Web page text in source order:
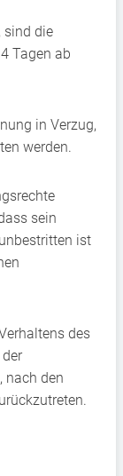
sind die
Tagen ab
in Verzug,
werden.
sein
ist
des
nach den